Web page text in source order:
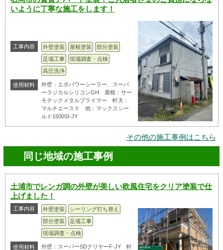
いように丁寧な施工をします！
工事内容 外壁塗装 屋根塗装
部分塗装
足場工事
現場調査・点検
高圧洗浄
使用材料
外壁：エポパワーシーラー、スーパ
ーラジカルシリコンGH 屋根：サー
モテックメタルプライマー 軒天：
マルチエースⅡ 他：マックスシー
ルド1500SI-JY
その他の施工事例はこちら
同じ地域の施工事例
土浦市でレンガ調の外壁が美しい欧風住宅をクリア塗装で仕
上げました！
工事内容 外壁塗装
シーリング打ち替え
部分塗装
足場工事
現場調査・点検
使用材料 外壁：スーパーSDクリヤーF-JY 軒